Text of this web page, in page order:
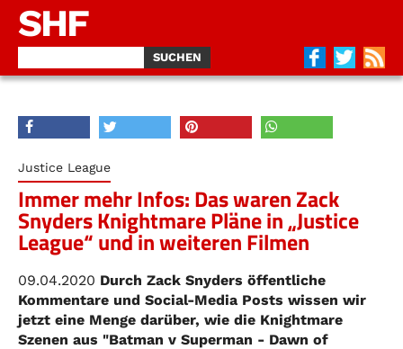
SHF
Justice League
Immer mehr Infos: Das waren Zack
Snyders Knightmare Pläne in „Justice
League“ und in weiteren Filmen
09.04.2020 Durch Zack Snyders öffentliche
Kommentare und Social-Media Posts wissen wir
jetzt eine Menge darüber, wie die Knightmare
Szenen aus "Batman v Superman - Dawn of